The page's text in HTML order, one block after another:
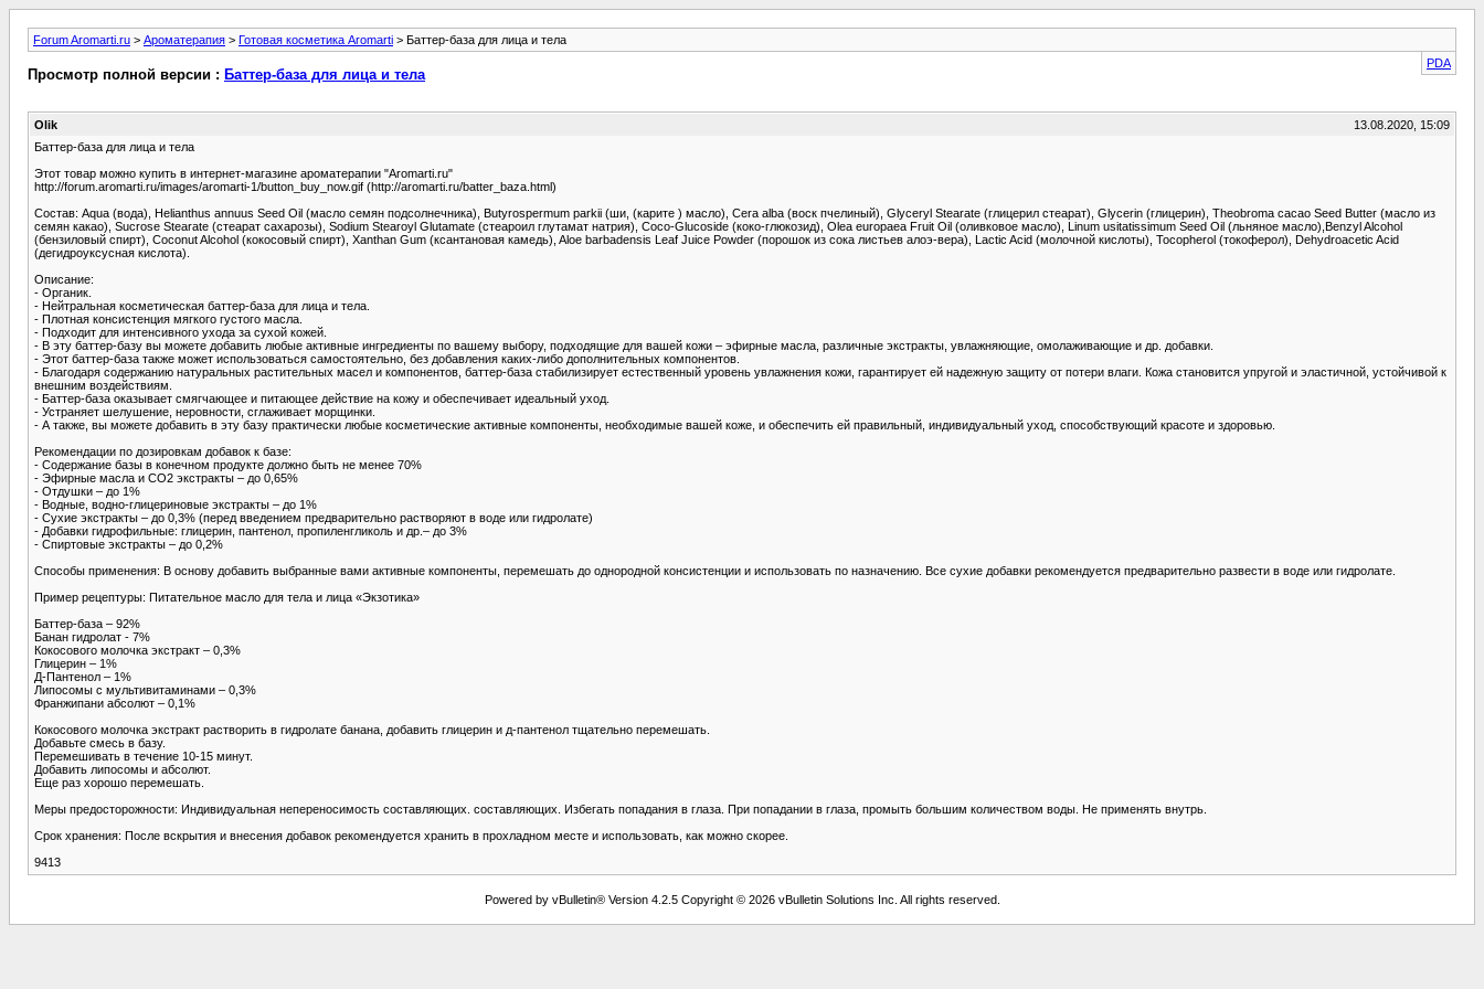
Forum Aromarti.ru > Ароматерапия > Готовая косметика Aromarti > Баттер-база для лица и тела
PDA
Просмотр полной версии : Баттер-база для лица и тела
Olik
13.08.2020, 15:09
Баттер-база для лица и тела
Этот товар можно купить в интернет-магазине ароматерапии "Aromarti.ru"
http://forum.aromarti.ru/images/aromarti-1/button_buy_now.gif (http://aromarti.ru/batter_baza.html)
Состав: Aqua (вода), Helianthus annuus Seed Oil (масло семян подсолнечника), Butyrospermum parkii (ши, (карите ) масло), Cera alba (воск пчелиный), Glyceryl Stearate (глицерил стеарат), Glycerin (глицерин), Theobroma cacao Seed Butter (масло из
семян какао), Sucrose Stearate (стеарат сахарозы), Sodium Stearoyl Glutamate (стеароил глутамат натрия), Coco-Glucoside (коко-глюкозид), Olea europaea Fruit Oil (оливковое масло), Linum usitatissimum Seed Oil (льняное масло),Benzyl Alcohol
(бензиловый спирт), Coconut Alcohol (кокосовый спирт), Xanthan Gum (ксантановая камедь), Aloe barbadensis Leaf Juice Powder (порошок из сока листьев алоэ-вера), Lactic Acid (молочной кислоты), Tocopherol (токоферол), Dehydroacetic Acid
(дегидроуксусная кислота).
Описание:
- Органик.
- Нейтральная косметическая баттер-база для лица и тела.
- Плотная консистенция мягкого густого масла.
- Подходит для интенсивного ухода за сухой кожей.
- В эту баттер-базу вы можете добавить любые активные ингредиенты по вашему выбору, подходящие для вашей кожи – эфирные масла, различные экстракты, увлажняющие, омолаживающие и др. добавки.
- Этот баттер-база также может использоваться самостоятельно, без добавления каких-либо дополнительных компонентов.
- Благодаря содержанию натуральных растительных масел и компонентов, баттер-база стабилизирует естественный уровень увлажнения кожи, гарантирует ей надежную защиту от потери влаги. Кожа становится упругой и эластичной, устойчивой к
внешним воздействиям.
- Баттер-база оказывает смягчающее и питающее действие на кожу и обеспечивает идеальный уход.
- Устраняет шелушение, неровности, сглаживает морщинки.
- А также, вы можете добавить в эту базу практически любые косметические активные компоненты, необходимые вашей коже, и обеспечить ей правильный, индивидуальный уход, способствующий красоте и здоровью.
Рекомендации по дозировкам добавок к базе:
- Содержание базы в конечном продукте должно быть не менее 70%
- Эфирные масла и СО2 экстракты – до 0,65%
- Отдушки – до 1%
- Водные, водно-глицериновые экстракты – до 1%
- Сухие экстракты – до 0,3% (перед введением предварительно растворяют в воде или гидролате)
- Добавки гидрофильные: глицерин, пантенол, пропиленгликоль и др.– до 3%
- Спиртовые экстракты – до 0,2%
Способы применения: В основу добавить выбранные вами активные компоненты, перемешать до однородной консистенции и использовать по назначению. Все сухие добавки рекомендуется предварительно развести в воде или гидролате.
Пример рецептуры: Питательное масло для тела и лица «Экзотика»
Баттер-база – 92%
Банан гидролат - 7%
Кокосового молочка экстракт – 0,3%
Глицерин – 1%
Д-Пантенол – 1%
Липосомы с мультивитаминами – 0,3%
Франжипани абсолют – 0,1%
Кокосового молочка экстракт растворить в гидролате банана, добавить глицерин и д-пантенол тщательно перемешать.
Добавьте смесь в базу.
Перемешивать в течение 10-15 минут.
Добавить липосомы и абсолют.
Еще раз хорошо перемешать.
Меры предосторожности: Индивидуальная непереносимость составляющих. составляющих. Избегать попадания в глаза. При попадании в глаза, промыть большим количеством воды. Не применять внутрь.
Срок хранения: После вскрытия и внесения добавок рекомендуется хранить в прохладном месте и использовать, как можно скорее.
9413
Powered by vBulletin® Version 4.2.5 Copyright © 2026 vBulletin Solutions Inc. All rights reserved.